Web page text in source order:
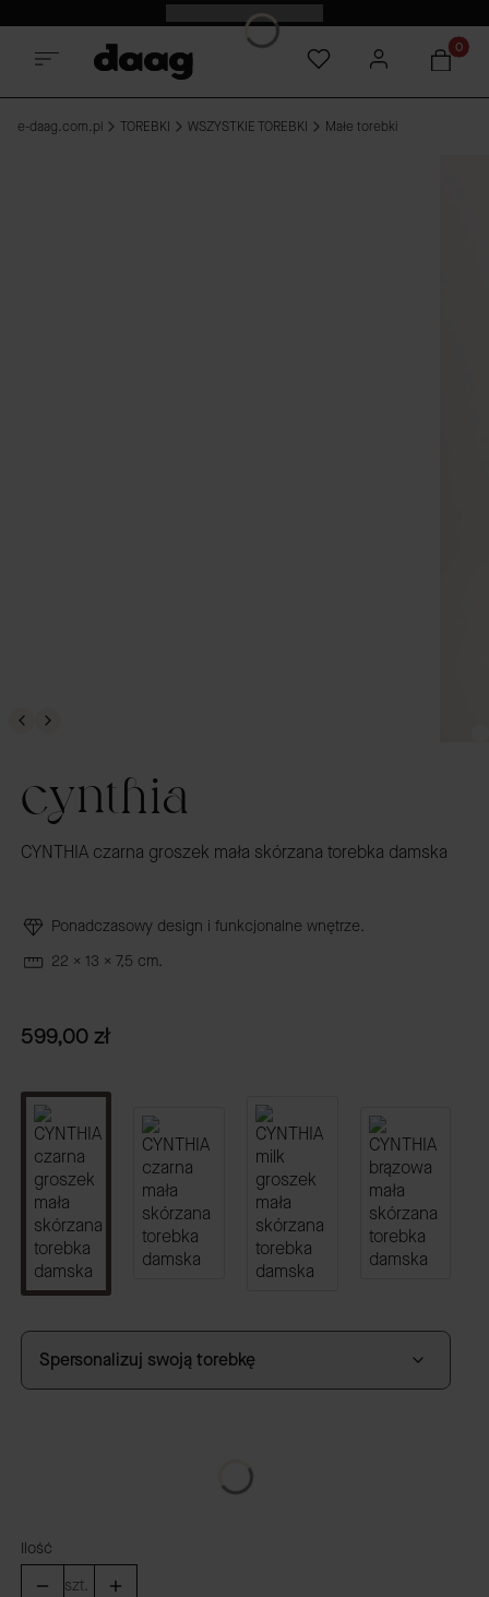
Odkryj nowości -15%
e-daag.com.pl TOREBKI WSZYSTKIE TOREBKI Małe torebki
cynthia
CYNTHIA czarna groszek mała skórzana torebka damska
Ponadczasowy design i funkcjonalne wnętrze.
22 x 13 x 7,5 cm.
Cena
599,00 zł
Spersonalizuj swoją torebkę
Ilość
szt.